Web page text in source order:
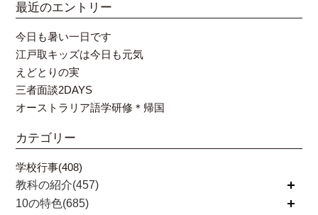
最近のエントリー
今日も暑い一日です
江戸取キッズは今日も元気
えどとりの実
三者面談2DAYS
オーストラリア語学研修＊帰国
カテゴリー
学校行事(408)
教科の紹介(457)
開く
10の特色(685)
開く